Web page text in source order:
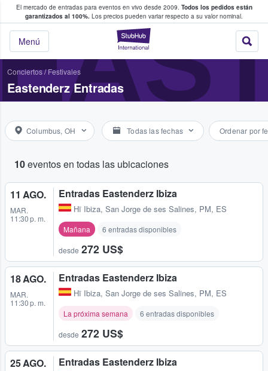
El mercado de entradas para eventos en vivo desde 2009. Todos los pedidos están
garantizados al 100%. Los precios pueden variar respecto a su valor nominal.
StubHub:
Menú
y venta de entradas entre fans
Conciertos/Festivales
Eastenderz Entradas
Columbus, OH Todas las fechas Ordenar por
10eventos en todas las ubicaciones
11 AGO.
MAR.
11:30 p. m.
Entradas Eastenderz Ibiza
Hï Ibiza, San Jorge de ses Salines, PM, ES
Mañana 6 entradas disponibles
desde 272 US$
18 AGO.
MAR.
11:30 p. m.
Entradas Eastenderz Ibiza
Hï Ibiza, San Jorge de ses Salines, PM, ES
La próxima semana 6 entradas disponibles
desde 272 US$
25 AGO. Entradas Eastenderz Ibiza